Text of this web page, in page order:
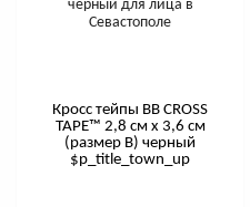
Кросс тейпы BB CROSS
TAPE™ 2,8 см x 3,6 см
(размер B) черный
$р_title_town_up